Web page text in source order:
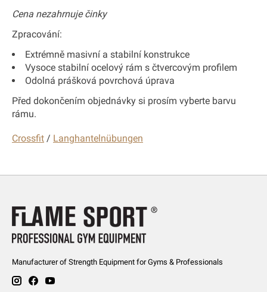
Cena nezahrnuje činky
Zpracování:
Extrémně masivní a stabilní konstrukce
Vysoce stabilní ocelový rám s čtvercovým profilem
Odolná prášková povrchová úprava
Před dokončením objednávky si prosím vyberte barvu
rámu.
Crossfit / Langhantelnübungen
Manufacturer of Strength Equipment for Gyms & Professionals